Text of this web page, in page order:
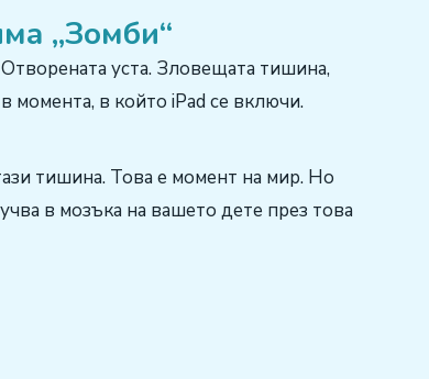
„Зомби“
уста. Зловещата тишина,
момента, в който iPad се включи.
тишина. Това е момент на мир. Но
в мозъка на вашето дете през това